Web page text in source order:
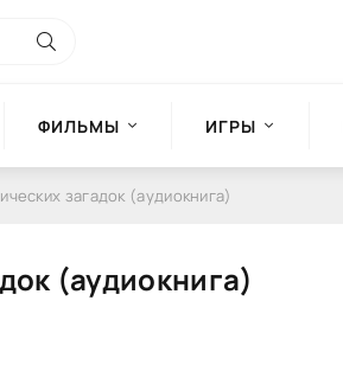
ФИЛЬМЫ ИГРЫ
загадок (аудиокнига)
(аудиокнига)